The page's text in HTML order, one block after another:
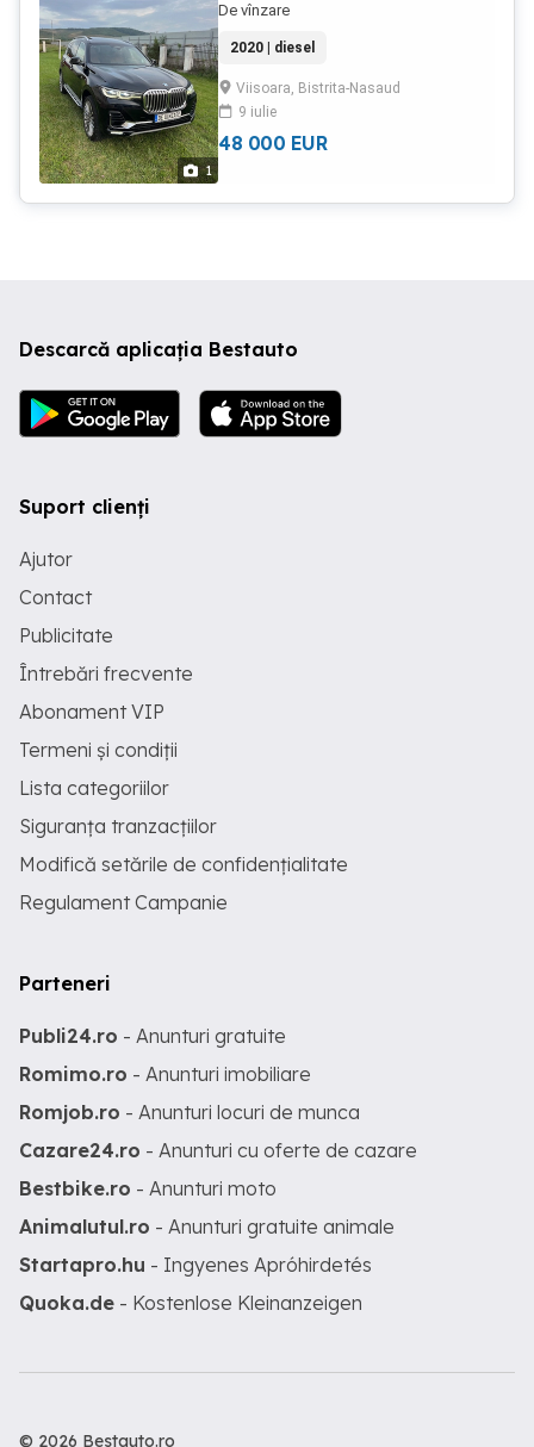
1
De vînzare
2020 | diesel
Viisoara, Bistrita-Nasaud
9 iulie
48 000 EUR
Descarcă aplicația Bestauto
Suport clienți
Ajutor
Contact
Publicitate
Întrebări frecvente
Abonament VIP
Termeni și condiții
Lista categoriilor
Siguranța tranzacțiilor
Modifică setările de confidențialitate
Regulament Campanie
Parteneri
Publi24.ro - Anunturi gratuite
Romimo.ro - Anunturi imobiliare
Romjob.ro - Anunturi locuri de munca
Cazare24.ro - Anunturi cu oferte de cazare
Bestbike.ro - Anunturi moto
Animalutul.ro - Anunturi gratuite animale
Startapro.hu - Ingyenes Apróhirdetés
Quoka.de - Kostenlose Kleinanzeigen
© 2026 Bestauto.ro